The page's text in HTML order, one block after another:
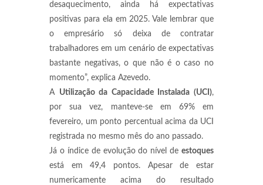
desaquecimento, ainda há expectativas
positivas para ela em 2025. Vale lembrar que
o empresário só deixa de contratar
trabalhadores em um cenário de expectativas
bastante negativas, o que não é o caso no
momento”, explica Azevedo.
A Utilização da Capacidade Instalada (UCI),
por sua vez, manteve-se em 69% em
fevereiro, um ponto percentual acima da UCI
registrada no mesmo mês do ano passado.
Já o índice de evolução do nível de estoques
está em 49,4 pontos. Apesar de estar
numericamente acima do resultado